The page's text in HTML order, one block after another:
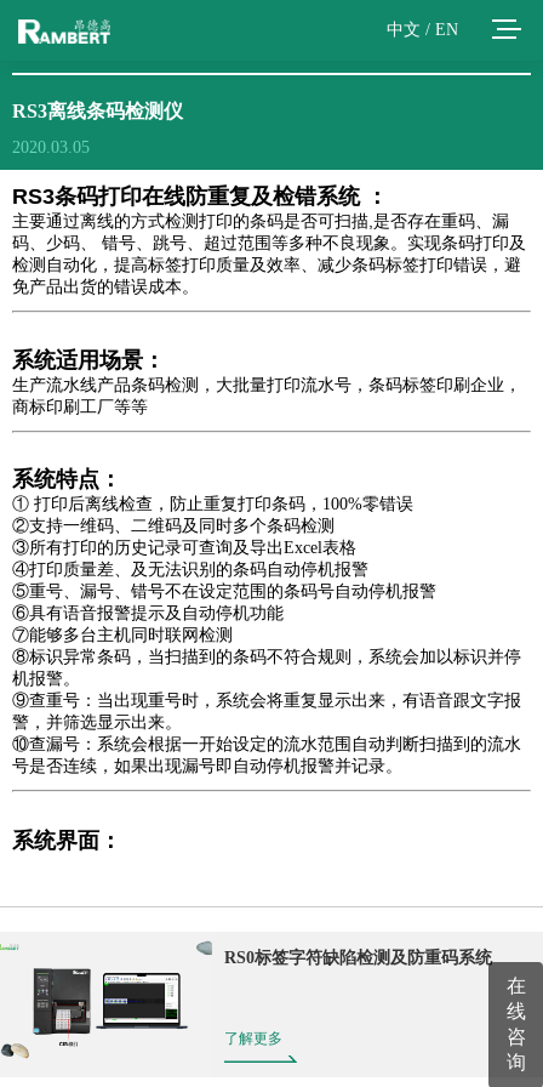
中文 / EN
RS3离线条码检测仪
2020.03.05
RS3条码打印在线防重复及检错系统 ：
主要通过离线的方式检测打印的条码是否可扫描,是否存在重码、漏
码、少码、 错号、跳号、超过范围等多种不良现象。实现条码打印及
检测自动化，提高标签打印质量及效率、减少条码标签打印错误，避
免产品出货的错误成本。
系统适用场景：
生产流水线产品条码检测，大批量打印流水号，条码标签印刷企业，
商标印刷工厂等等
系统特点：
① 打印后离线检查，防止重复打印条码，100%零错误
②支持一维码、二维码及同时多个条码检测
③所有打印的历史记录可查询及导出Excel表格
④打印质量差、及无法识别的条码自动停机报警
⑤重号、漏号、错号不在设定范围的条码号自动停机报警
⑥具有语音报警提示及自动停机功能
⑦能够多台主机同时联网检测
⑧标识异常条码，当扫描到的条码不符合规则，系统会加以标识并停
机报警。
⑨查重号：当出现重号时，系统会将重复显示出来，有语音跟文字报
警，并筛选显示出来。
⑩查漏号：系统会根据一开始设定的流水范围自动判断扫描到的流水
号是否连续，如果出现漏号即自动停机报警并记录。
系统界面：
RS0标签字符缺陷检测及防重码系统
了解更多
在
线
咨
询